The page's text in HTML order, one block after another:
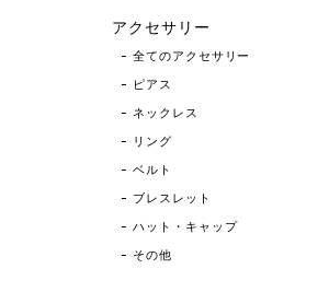
アクセサリー
全てのアクセサリー
ピアス
ネックレス
リング
ベルト
ブレスレット
ハット・キャップ
その他